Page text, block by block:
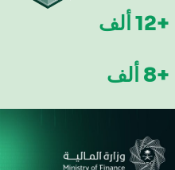
+12 ألف
+8 ألف